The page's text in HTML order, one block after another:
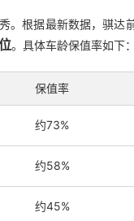
。根据最新数据，骐
。具体车龄保值率如下
保值率
约73%
约58%
约45%